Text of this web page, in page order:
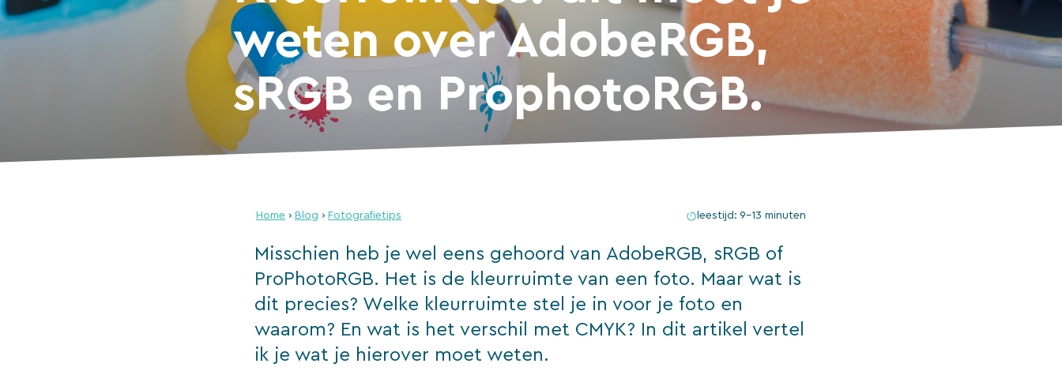
weten over AdobeRGB,
sRGB en ProphotoRGB.
Home › Blog › Fotografietips leestijd: 9–13 minuten
Misschien heb je wel eens gehoord van AdobeRGB, sRGB of
ProPhotoRGB. Het is de kleurruimte van een foto. Maar wat is
dit precies? Welke kleurruimte stel je in voor je foto en
waarom? En wat is het verschil met CMYK? In dit artikel vertel
ik je wat je hierover moet weten.